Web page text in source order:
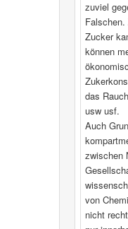
zuviel
Zucker
können
das
usw usf.
Auch
zwischen
von
nicht